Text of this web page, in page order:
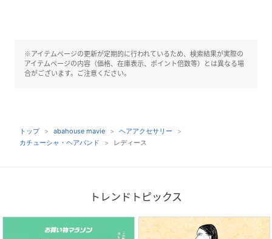
※アイテムページの更新が定期的に行われているため、検索結果が実際の
アイテムページの内容（価格、在庫表示、ポイント倍数等）とは異なる場
合がございます。ご注意ください。
トップ abahouse mavie
ヘアアクセサリー
カチューシャ・ヘアバンド
レディース
トレンドトピックス